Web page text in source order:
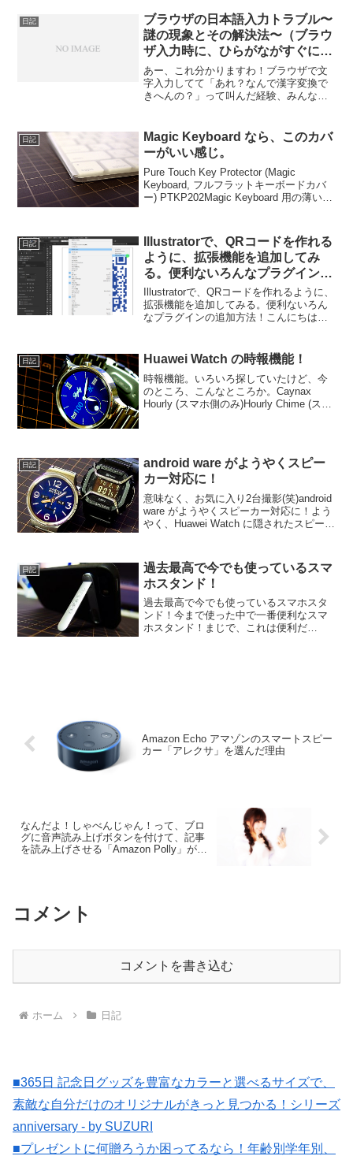
日記
ブラウザの日本語入力トラブル〜
謎の現象とその解決法〜（ブラウ
ザ入力時に、ひらがながすぐに確
定されてしまって漢字変換できな
い件）
あー、これ分かりますわ！ブラウザで文
字入力してて「あれ？なんで漢字変換で
きへんの？」って叫んだ経験、みんなあ
る！！✨ 今やウェブサービス全盛の時
代、ブラウザでの文字入...
日記
Magic Keyboard なら、このカバ
ーがいい感じ。
Pure Touch Key Protector (Magic
Keyboard, フルフラットキーボードカバ
ー) PTKP202Magic Keyboard 用の薄い保
日記
Illustratorで、QRコードを作れる
ように、拡張機能を追加してみ
る。便利ないろんなプラグインの
追加方法！
Illustratorで、QRコードを作れるように、
拡張機能を追加してみる。便利ないろん
なプラグインの追加方法！こんにちは、
サイトで簡単に作ることが可能ですね。
日記 Huawei Watch の時報機能！
時報機能。いろいろ探していたけど、今
のところ、こんなところか。Caynax
Hourly (スマホ側のみ)Hourly Chime (スマ
日記
android ware がようやくスピー
カー対応に！
意味なく、お気に入り2台撮影(笑)android
ware がようやくスピーカー対応に！よう
やく、Huawei Watch に隠されたスピーカ
みたいな記事が、いろいろ見...
日記
過去最高で今でも使っているスマ
ホスタンド！
過去最高で今でも使っているスマホスタ
ンド！今まで使った中で一番便利なスマ
ホスタンド！まじで、これは便利だ
Amazon Echo アマゾンのスマートスピー
カー「アレクサ」を選んだ理由
なんだよ！しゃべんじゃん！って、ブロ
グに音声読み上げボタンを付けて、記事
を読み上げさせる「Amazon Polly」が楽
コメント
コメントを書き込む
ホーム 日記
■365日 記念日グッズを豊富なカラーと選べるサイズで、
素敵な自分だけのオリジナルがきっと見つかる！シリーズ
anniversary - by SUZURI
■プレゼントに何贈ろうか困ってるなら！年齢別学年別、